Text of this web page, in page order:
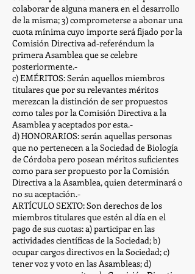
colaborar de alguna manera en el desarrollo
de la misma; 3) comprometerse a abonar una
cuota mínima cuyo importe será fijado por la
Comisión Directiva ad-referéndum la
primera Asamblea que se celebre
posteriormente.-
c) EMÉRITOS: Serán aquellos miembros
titulares que por su relevantes méritos
merezcan la distinción de ser propuestos
como tales por la Comisión Directiva a la
Asamblea y aceptados por esta.-
d) HONORARIOS: serán aquellas personas
que no pertenecen a la Sociedad de Biología
de Córdoba pero posean méritos suficientes
como para ser propuesto por la Comisión
Directiva a la Asamblea, quien determinará o
no su aceptación.-
ARTÍCULO SEXTO: Son derechos de los
miembros titulares que estén al día en el
pago de sus cuotas: a) participar en las
actividades científicas de la Sociedad; b)
ocupar cargos directivos en la Sociedad; c)
tener voz y voto en las Asambleas; d)